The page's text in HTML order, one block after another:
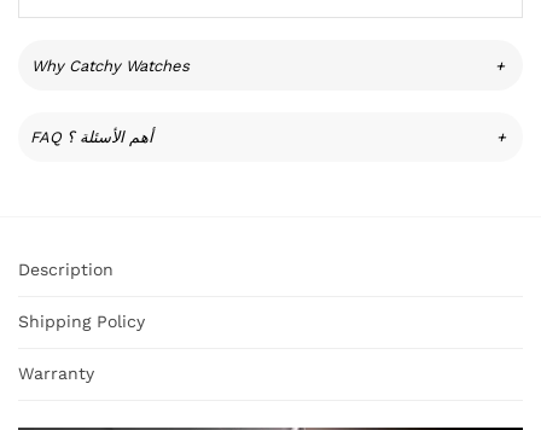
Why Catchy Watches +
FAQ أهم الأسئلة ؟ +
Description
Shipping Policy
Warranty